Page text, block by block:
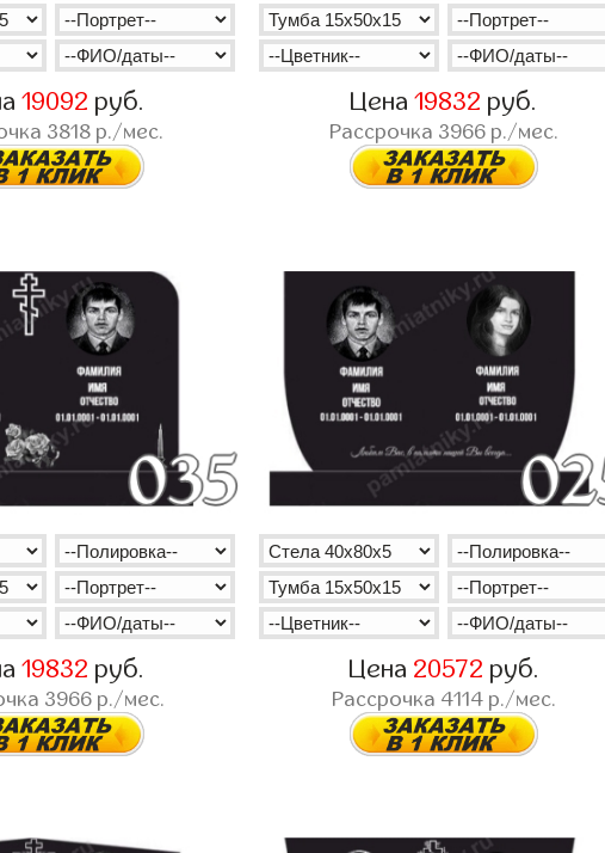
19092 руб.
3818р./мес.
Цена19832 руб.
Рассрочка 3966р./мес.
19832 руб.
3966 р./мес.
Цена 20572 руб.
Рассрочка 4114р./мес.